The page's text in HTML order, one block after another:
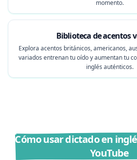
momento.
Biblioteca de acentos
Explora acentos británicos, americanos,
variados entrenan tu oído y aumentan tu
inglés auténticos.
Cómo usar dictado en
YouTube